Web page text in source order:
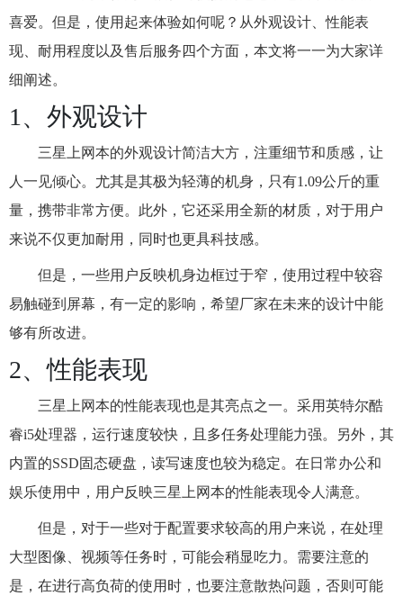
喜爱。但是，使用起来体验如何呢？从外观设计、性能表
现、耐用程度以及售后服务四个方面，本文将一一为大家详
细阐述。
1、外观设计
三星上网本的外观设计简洁大方，注重细节和质感，让
人一见倾心。尤其是其极为轻薄的机身，只有1.09公斤的重
量，携带非常方便。此外，它还采用全新的材质，对于用户
来说不仅更加耐用，同时也更具科技感。
但是，一些用户反映机身边框过于窄，使用过程中较容
易触碰到屏幕，有一定的影响，希望厂家在未来的设计中能
够有所改进。
2、性能表现
三星上网本的性能表现也是其亮点之一。采用英特尔酷
睿i5处理器，运行速度较快，且多任务处理能力强。另外，其
内置的SSD固态硬盘，读写速度也较为稳定。在日常办公和
娱乐使用中，用户反映三星上网本的性能表现令人满意。
但是，对于一些对于配置要求较高的用户来说，在处理
大型图像、视频等任务时，可能会稍显吃力。需要注意的
是，在进行高负荷的使用时，也要注意散热问题，否则可能